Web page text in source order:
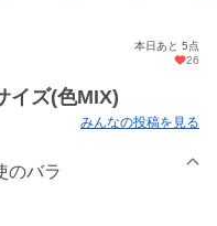
本日あと 5点
26
イズ(色MIX)
みんなの投稿を見る
のバラ